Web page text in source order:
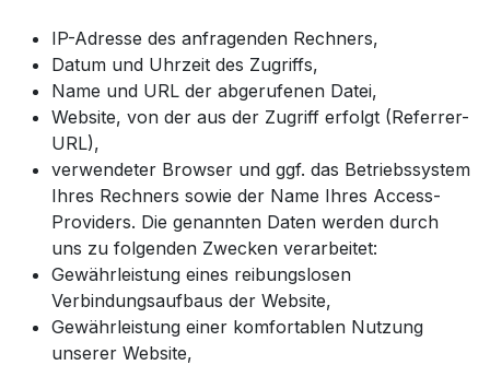
IP-Adresse des anfragenden Rechners,
Datum und Uhrzeit des Zugriffs,
Name und URL der abgerufenen Datei,
Website, von der aus der Zugriff erfolgt (Referrer-
URL),
verwendeter Browser und ggf. das Betriebssystem
Ihres Rechners sowie der Name Ihres Access-
Providers. Die genannten Daten werden durch
uns zu folgenden Zwecken verarbeitet:
Gewährleistung eines reibungslosen
Verbindungsaufbaus der Website,
Gewährleistung einer komfortablen Nutzung
unserer Website,